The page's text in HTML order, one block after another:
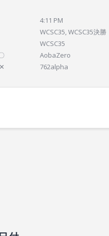
✕
4:11 PM
WCSC35, WCSC35決勝
WCSC35
AobaZero
762alpha